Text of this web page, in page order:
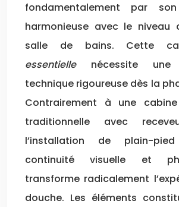
fondamentalement par
harmonieuse avec le
salle de bains. Cette
essentiellenécessite une
technique rigoureuse dès la
Contrairement à une
traditionnelle avec
l’installation de plain-
continuité visuelle et
transforme radicalement
douche. Les éléments